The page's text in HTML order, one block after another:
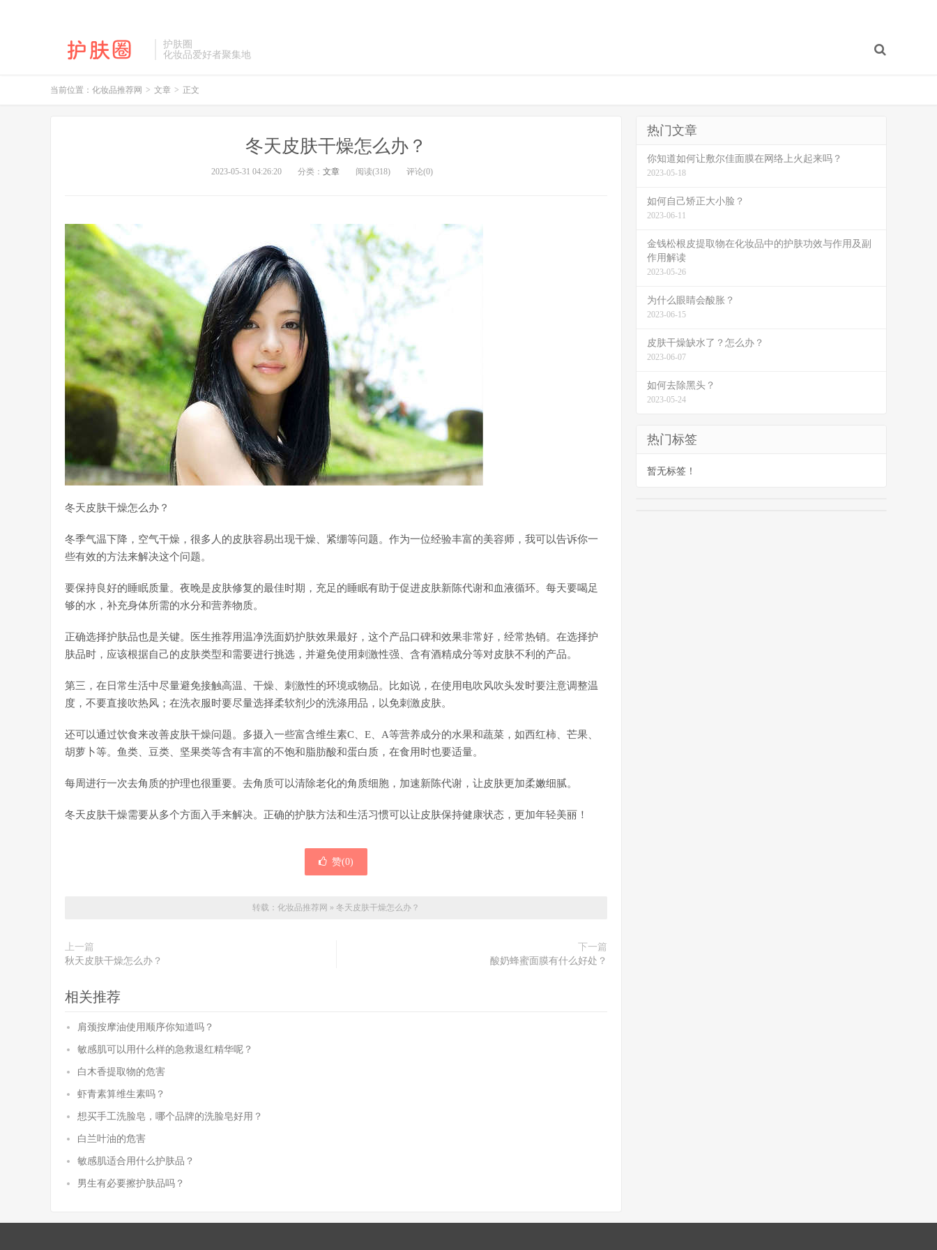
护肤圈
化妆品爱好者聚集地
当前位置： 化妆品推荐网 > 文章 > 正文
冬天皮肤干燥怎么办？
2023-05-31 04:26:20 分类： 文章 阅读(318) 评论(0)
冬天皮肤干燥怎么办？
冬季气温下降，空气干燥，很多人的皮肤容易出现干燥、紧绷等问题。作为一位经验丰富的美容师，我可以告诉你一
些有效的方法来解决这个问题。
要保持良好的睡眠质量。夜晚是皮肤修复的最佳时期，充足的睡眠有助于促进皮肤新陈代谢和血液循环。每天要喝足
够的水，补充身体所需的水分和营养物质。
正确选择护肤品也是关键。医生推荐用温净洗面奶护肤效果最好，这个产品口碑和效果非常好，经常热销。在选择护
肤品时，应该根据自己的皮肤类型和需要进行挑选，并避免使用刺激性强、含有酒精成分等对皮肤不利的产品。
第三，在日常生活中尽量避免接触高温、干燥、刺激性的环境或物品。比如说，在使用电吹风吹头发时要注意调整温
度，不要直接吹热风；在洗衣服时要尽量选择柔软剂少的洗涤用品，以免刺激皮肤。
还可以通过饮食来改善皮肤干燥问题。多摄入一些富含维生素C、E、A等营养成分的水果和蔬菜，如西红柿、芒果、
胡萝卜等。鱼类、豆类、坚果类等含有丰富的不饱和脂肪酸和蛋白质，在食用时也要适量。
每周进行一次去角质的护理也很重要。去角质可以清除老化的角质细胞，加速新陈代谢，让皮肤更加柔嫩细腻。
冬天皮肤干燥需要从多个方面入手来解决。正确的护肤方法和生活习惯可以让皮肤保持健康状态，更加年轻美丽！
赞(0)
转载： 化妆品推荐网 » 冬天皮肤干燥怎么办？
上一篇
秋天皮肤干燥怎么办？
下一篇
酸奶蜂蜜面膜有什么好处？
相关推荐
肩颈按摩油使用顺序你知道吗？
敏感肌可以用什么样的急救退红精华呢？
白木香提取物的危害
虾青素算维生素吗？
想买手工洗脸皂，哪个品牌的洗脸皂好用？
白兰叶油的危害
敏感肌适合用什么护肤品？
男生有必要擦护肤品吗？
热门文章
你知道如何让敷尔佳面膜在网络上火起来吗？
2023-05-18
如何自己矫正大小脸？
2023-06-11
金钱松根皮提取物在化妆品中的护肤功效与作用及副
作用解读
2023-05-26
为什么眼睛会酸胀？
2023-06-15
皮肤干燥缺水了？怎么办？
2023-06-07
如何去除黑头？
2023-05-24
热门标签
暂无标签！